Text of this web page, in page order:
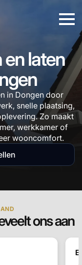
laten
in Dongen door
snelle plaatsing,
Zo maakt
werkkamer of
wooncomfort.
ons aan